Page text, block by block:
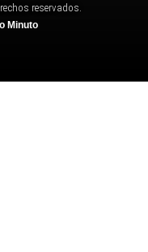
reservados.
Minuto